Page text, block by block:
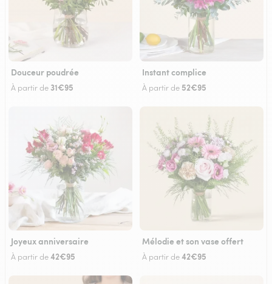
Douceur poudrée
À partir de 31€95
Instant complice
À partir de 52€95
Joyeux anniversaire
À partir de42€95
Mélodie et son vase offert
À partir de42€95